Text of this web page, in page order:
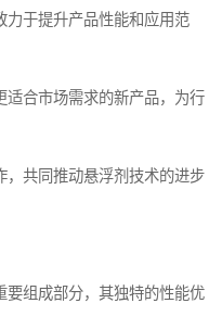
力于提升产品性能和应用范
适合市场需求的新产品，为行
，共同推动悬浮剂技术的进步
要组成部分，其独特的性能优